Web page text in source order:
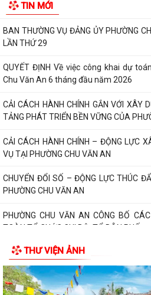
TIN MỚI
LẦN THỨ MƯỜI (MỞ RỘNG)
BAN THƯỜNG VỤ ĐẢNG ỦY PHƯỜNG
LẦN THỨ 29
QUYẾT ĐỊNH Về việc công khai dự
Chu Văn An 6 tháng đầu năm 2026
CẢI CÁCH HÀNH CHÍNH GẮN VỚI XÂY
TẢNG PHÁT TRIỂN BỀN VỮNG CỦA
CẢI CÁCH HÀNH CHÍNH – ĐỘNG LỰC
VỤ TẠI PHƯỜNG CHU VĂN AN
CHUYỂN ĐỔI SỐ – ĐỘNG LỰC THÚC
PHƯỜNG CHU VĂN AN
PHƯỜNG CHU VĂN AN CÔNG BỐ
TOÀN TỔ CHỨC CHI BỘ, TỔ DÂN PHỐ
UBND PHƯỜNG CHU VĂN AN TRIỂN
ĐỒ ĐỊA CHÍNH VÀ THU GIÁ DỊCH VỤ THU
PHƯỜNG CHU VĂN AN PHÁT ĐỘNG
THƯ VIỆN ẢNH